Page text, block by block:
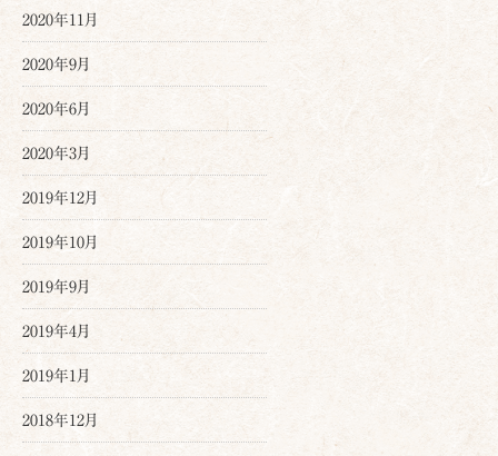
2020年11月
2020年9月
2020年6月
2020年3月
2019年12月
2019年10月
2019年9月
2019年4月
2019年1月
2018年12月